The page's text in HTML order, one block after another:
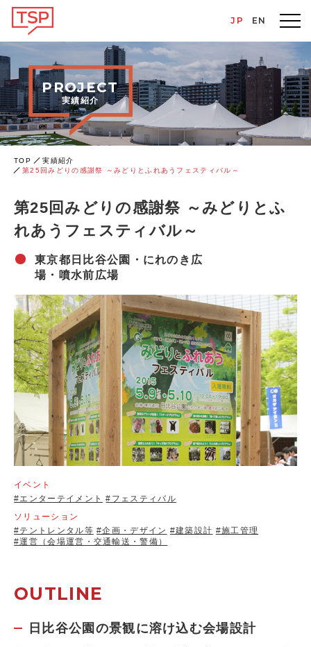
JP EN
PROJECT
実績紹介
TOP
実績紹介
第25回みどりの感謝祭 ～みどりとふれあうフェスティバル～
第25回みどりの感謝祭 ～みどりとふ
れあうフェスティバル～
東京都日比谷公園・にれのき広
場・噴水前広場
イベント
#エンターテイメント
#フェスティバル
ソリューション
#テントレンタル等 #企画・デザイン #建築設計 #施工管理
#運営（会場運営・交通輸送・警備）
OUTLINE
日比谷公園の景観に溶け込む会場設計